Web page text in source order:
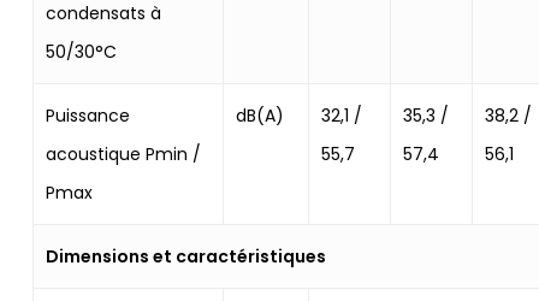
condensats à
50/30°C
Puissance
acoustique Pmin /
Pmax
dB(A)
32,1 /
55,7
35,3 /
57,4
38,2 /
56,1
Dimensions et caractéristiques